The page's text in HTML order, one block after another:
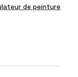
de peinture